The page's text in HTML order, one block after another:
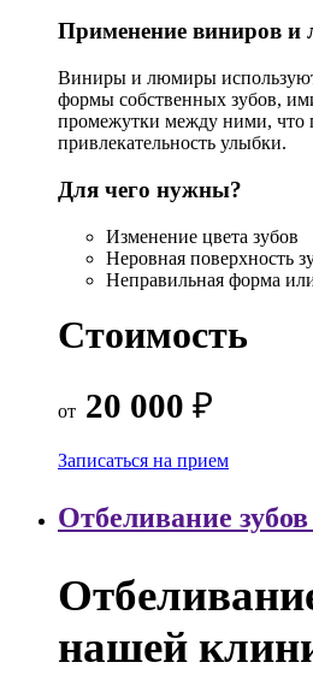
Применение виниров
Виниры и люмиры
формы собственных зубов,
промежутки между ними, что
привлекательность улыбки.
Для чего нужны?
Изменение цвета зубов
Неровная поверхность
Неправильная форма
Стоимость
от 20 000 ₽
Записаться на прием
Отбеливание
нашей